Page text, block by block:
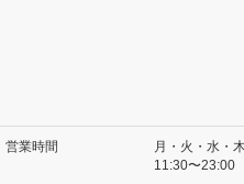
営業時間
月・火・水・
11:30〜23:00